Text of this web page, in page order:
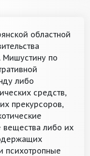
областной
по
либо
средств,
прекурсоров,
вещества либо их
психотропные